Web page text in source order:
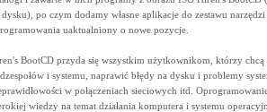
dysku), po czym dodamy własne aplikacje do zestawu
uaktualniony o nowe pozycje.
BootCD przyda się wszystkim użytkownikom, którzy chcą
i systemu, naprawić błędy na dysku i problemy
w połączeniach sieciowych itd.
wiedzy na temat działania komputera i systemu